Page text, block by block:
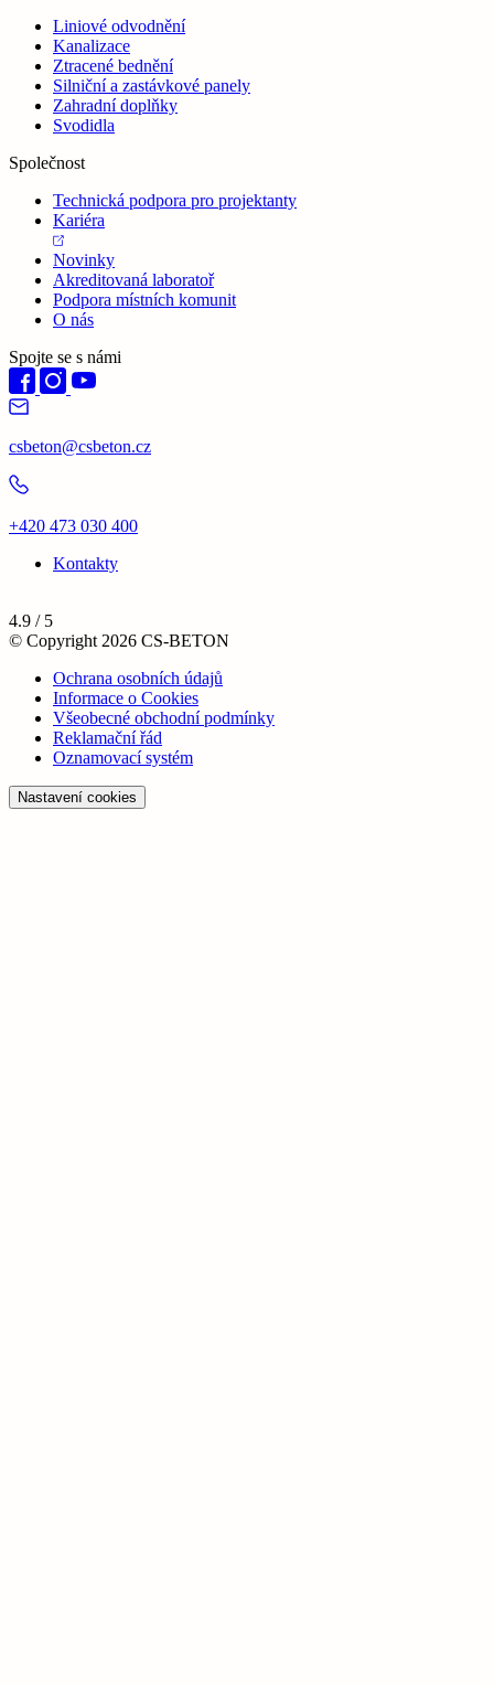
Liniové odvodnění
Kanalizace
Ztracené bednění
Silniční a zastávkové panely
Zahradní doplňky
Svodidla
Společnost
Technická podpora pro projektanty
Kariéra
Novinky
Akreditovaná laboratoř
Podpora místních komunit
O nás
Spojte se s námi
csbeton@csbeton.cz
+420 473 030 400
Kontakty
4.9 / 5
© Copyright 2026 CS-BETON
Ochrana osobních údajů
Informace o Cookies
Všeobecné obchodní podmínky
Reklamační řád
Oznamovací systém
Nastavení cookies